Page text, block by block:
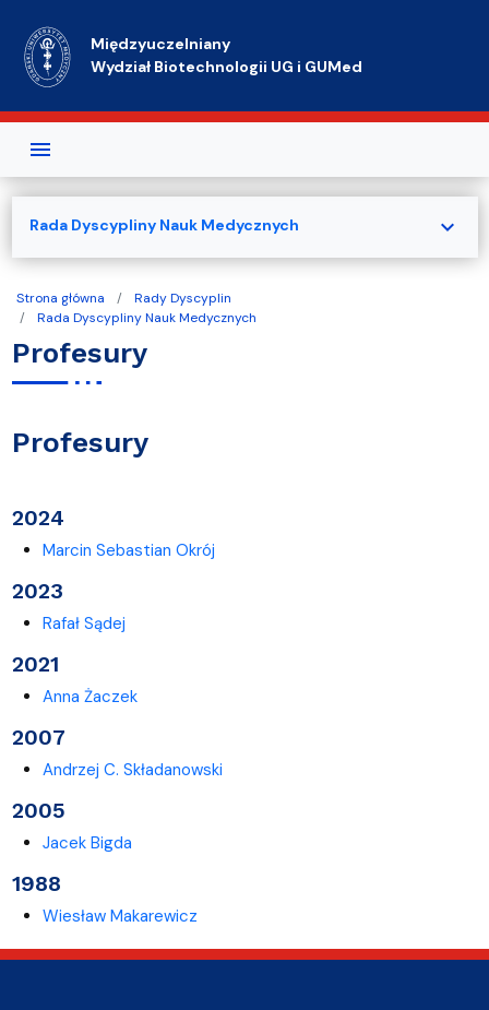
Międzyuczelniany
Wydział Biotechnologii UG i GUMed
Strona główna
Rady Dyscyplin
Rada Dyscypliny Nauk Medycznych
Profesury
Profesury
2024
Marcin Sebastian Okrój
2023
Rafał Sądej
2021
Anna Żaczek
2007
Andrzej C. Składanowski
2005
Jacek Bigda
1988
Wiesław Makarewicz
Rada Dyscypliny Nauk Medycznych expand_more